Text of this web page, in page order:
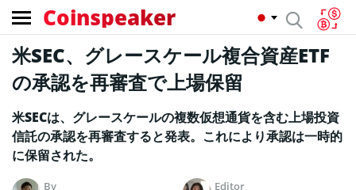
Coinspeaker
米SEC、グレースケール複合資産ETF
の承認を再審査で上場保留
米SECは、グレースケールの複数仮想通貨を含む上場投資
信託の承認を再審査すると発表。これにより承認は一時的
に保留された。
By
Editor